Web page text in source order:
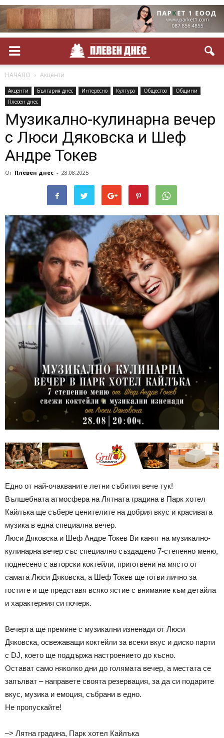
НАЧАЛО Акценти
Акценти България днес Интересно Култура Общество
Общини
Плевен днес
Музикално-кулинарна вечер
с Люси Дяковска и Шеф
Андре Токев
От Плевен днес - 28.08.2025
Едно от най-очакваните летни събития вече тук!
Вълшебната атмосфера на Лятната градина в Парк хотел
Кайлъка ще събере ценителите на добрия вкус и красивата
музика в една специална вечер.
Люси Дяковска и Шеф Андре Токев Ви канят на музикално-
кулинарна вечер със специално създадено 7-степенно меню,
поднесено с авторски коктейли, приготвени на място от
самата Люси Дяковска, а Шеф Токев ще готви лично за
гостите и ще представя всяко ястие с внимание към детайла
и характерния си почерк.
Вечерта ще премине с музикални изненади от Люси
Дяковска, освежаващи коктейли за всеки вкус и диско парти
с DJ, което ще поддържа настроението до късно.
Остават само няколко дни до голямата вечер, а местата се
запълват – направете своята резервация, за да си подарите
вкус, музика и емоция, събрани в едно.
Не пропускайте!
–> Лятна градина, Парк хотел Кайлъка